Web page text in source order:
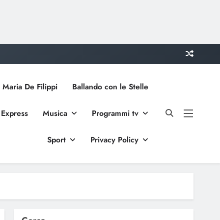
De Filippi Ballando con le Stelle
Musica Programmi tv
Sport Privacy Policy